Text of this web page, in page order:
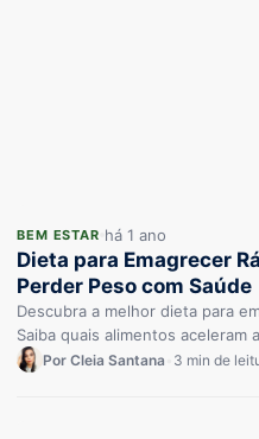
BEM ESTAR há 1 ano
Dieta para Emagrecer
Perder Peso com Saúde
Descubra a melhor dieta para
Saiba quais alimentos
Por Cleia Santana 3 min de